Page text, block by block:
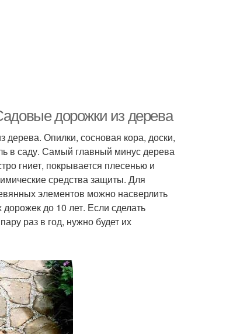
дорожки из дерева
дерева. Опилки, сосновая кора, доски,
в саду. Самый главный минус дерева
гниет, покрывается плесенью и
средства защиты. Для
элементов можно насверлить
до 10 лет. Если сделать
раз в год, нужно будет их